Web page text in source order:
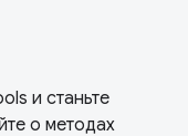
и станьте
о методах